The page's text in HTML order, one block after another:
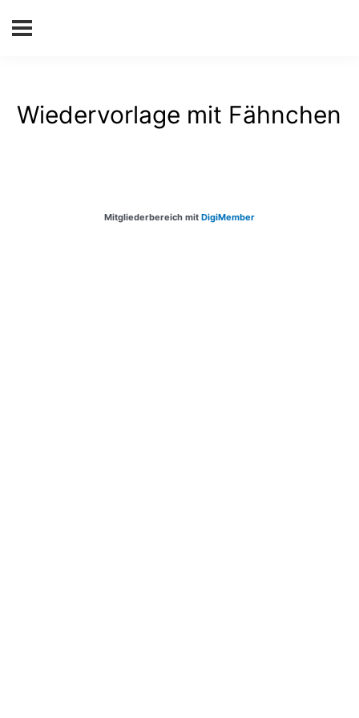
Wiedervorlage mit Fähnchen
Mitgliederbereich mit DigiMember